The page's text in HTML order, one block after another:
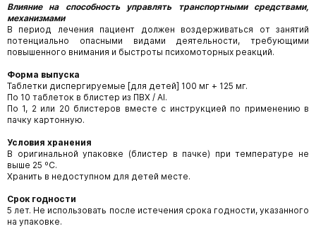
Влияние на способность управлять транспортными средствами,
механизмами
В период лечения пациент должен воздерживаться от занятий
потенциально опасными видами деятельности, требующими
повышенного внимания и быстроты психомоторных реакций.
Форма выпуска
Таблетки диспергируемые [для детей] 100 мг + 125 мг.
По 10 таблеток в блистер из ПВХ / Аl.
По 1, 2 или 20 блистеров вместе с инструкцией по применению в
пачку картонную.
Условия хранения
В оригинальной упаковке (блистер в пачке) при температуре не
выше 25 ºС.
Хранить в недоступном для детей месте.
Срок годности
5 лет. Не использовать после истечения срока годности, указанного
на упаковке.